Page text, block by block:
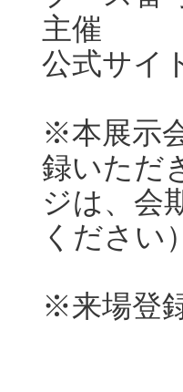
主催
公式サ
※本展示
録いただ
ジは、会
ください
※来場登